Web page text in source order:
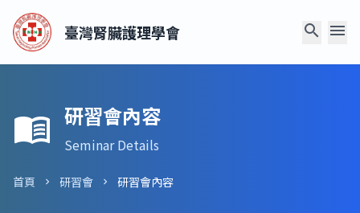
臺灣腎臟護理學會 search menu
menu_book 研習會內容
Seminar Details
首頁 chevron_right 研習會 chevron_right 研習會內容